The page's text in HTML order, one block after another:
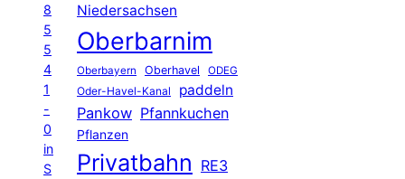
8
5
5
4
1
-
0
in
S
Niedersachsen
Oberbarnim
Oberbayern Oberhavel ODEG
Oder-Havel-Kanal paddeln
Pankow Pfannkuchen
Pflanzen
Privatbahn RE3